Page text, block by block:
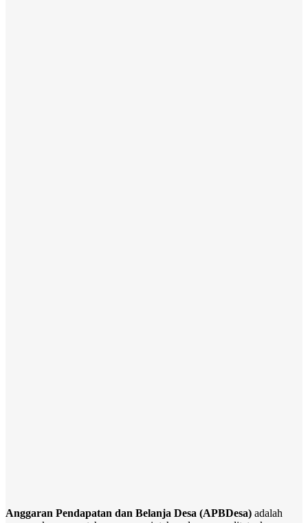
Anggaran Pendapatan dan Belanja Desa (APBDesa) adalah